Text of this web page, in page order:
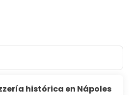
histórica en Nápoles